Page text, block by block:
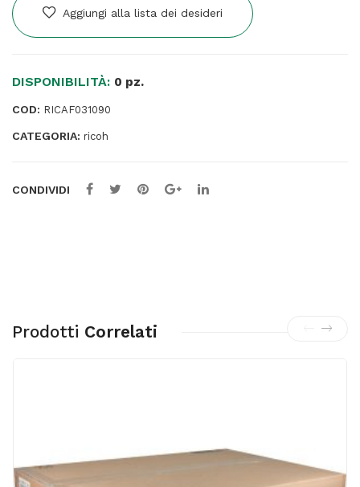
FEED
quantità
Aggiungi alla lista dei desideri
DISPONIBILITÀ: 0 pz.
COD: RICAF031090
CATEGORIA: ricoh
CONDIVIDI
Prodotti Correlati